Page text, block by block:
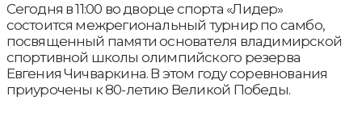
Сегодня в 11:00 во дворце спорта «Лидер»
состоится межрегиональный турнир по самбо,
посвященный памяти основателя владимирской
спортивной школы олимпийского резерва
Евгения Чичваркина. В этом году соревнования
приурочены к 80-летию Великой Победы.